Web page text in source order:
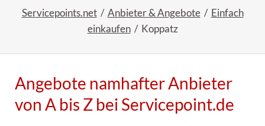
Servicepoints.net Anbieter & Angebote
Einfach
einkaufen
Koppatz
Angebote namhafter Anbieter
von A bis Z bei Servicepoint.de